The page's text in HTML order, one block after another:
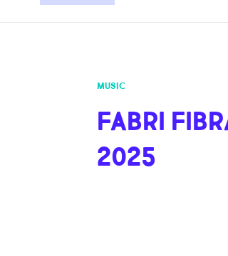
MUSIC
FABRI
2025